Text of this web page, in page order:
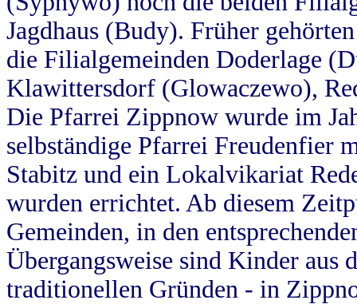
Jagdhaus (Budy). Früher
die Filialgemeinden Doderlage
Klawittersdorf (Glowaczewo),
Die Pfarrei Zippnow wurde im
selbständige Pfarrei Freudenfier
Stabitz und ein Lokalvikariat
wurden errichtet. Ab diesem
Gemeinden, in den
Übergangsweise sind Kinder aus
traditionellen Gründen - in